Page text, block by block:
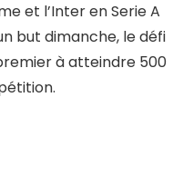
et l’Inter en Serie A
but dimanche, le défi
à atteindre 500